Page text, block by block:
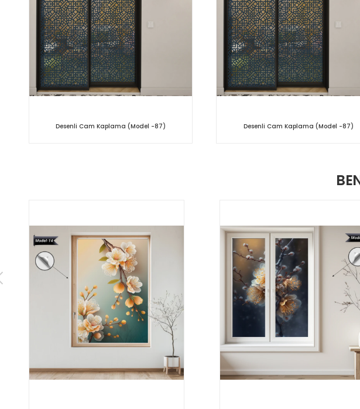
Desenli Cam Kaplama (Model -87) Desenli Cam Kaplama (Model -87)